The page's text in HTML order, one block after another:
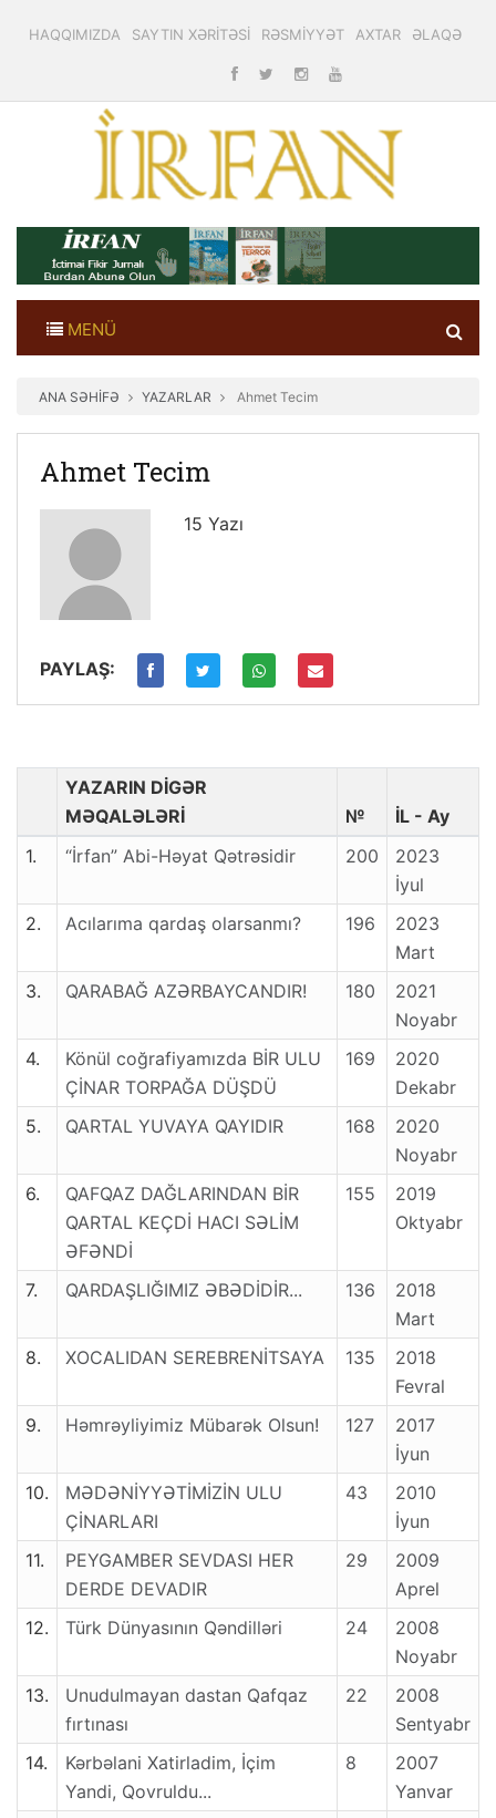
HAQQIMIZDA SAYTIN XƏRİTƏSİ RƏSMİYYƏT AXTAR ƏLAQƏ
MENÜ
ANA SƏHİFƏ YAZARLAR Ahmet Tecim
Ahmet Tecim
15 Yazı
PAYLAŞ:
YAZARIN DİGƏR
MƏQALƏLƏRİ
№
İL - Ay
1.
“İrfan” Abi-Həyat Qətrəsidir 200
2023
İyul
2.
Acılarıma qardaş olarsanmı? 196
2023
Mart
3.
QARABAĞ AZƏRBAYCANDIR! 180
2021
Noyabr
4.
Könül coğrafiyamızda BİR ULU
ÇİNAR TORPAĞA DÜŞDÜ
169
2020
Dekabr
5.
QARTAL YUVAYA QAYIDIR 168
2020
Noyabr
6.
QAFQAZ DAĞLARINDAN BİR
QARTAL KEÇDİ HACI SƏLİM
ƏFƏNDİ
155
2019
Oktyabr
7. QARDAŞLIĞIMIZ ƏBƏDİDİR... 136
2018
Mart
8.
XOCALIDAN SEREBRENİTSAYA 135
2018
Fevral
9.
Həmrəyliyimiz Mübarək Olsun! 127
2017
İyun
10.
MƏDƏNİYYƏTİMİZİN ULU
ÇİNARLARI
43
2010
İyun
11.
PEYGAMBER SEVDASI HER
DERDE DEVADIR
29
2009
Aprel
12.
Türk Dünyasının Qəndilləri 24
2008
Noyabr
13.
Unudulmayan dastan Qafqaz
fırtınası
22
2008
Sentyabr
14.
Kərbəlani Xatirladim, İçim
Yandi, Qovruldu...
8
2007
Yanvar